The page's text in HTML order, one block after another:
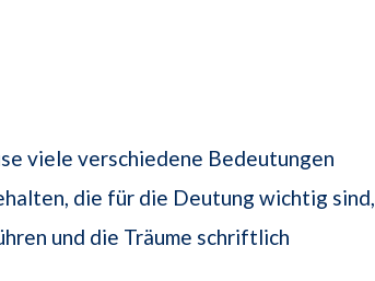
viele verschiedene Bedeutungen
die für die Deutung wichtig sind,
und die Träume schriftlich